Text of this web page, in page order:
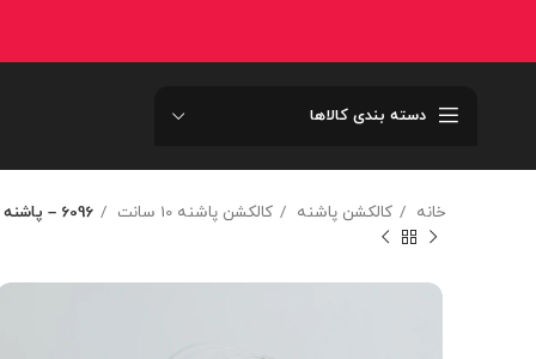
دسته بندی کالاها
خانه کالکشن پاشنه کالکشن پاشنه 10 سانت 6096 – پاشنه واي اس ال 6096p